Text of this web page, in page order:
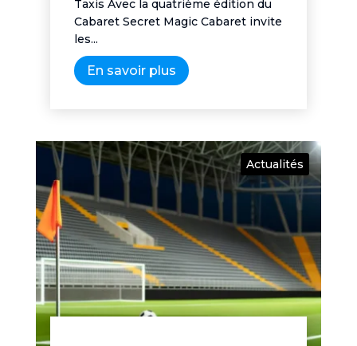
Taxis Avec la quatrième édition du
Cabaret Secret Magic Cabaret invite
les...
En savoir plus
Actualités